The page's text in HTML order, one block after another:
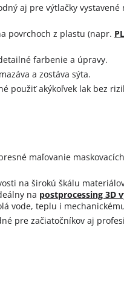
aj pre výtlačky
povrchoch z plastu (napr.
farbenie a úpravy.
a zostáva sýta.
použiť akýkoľvek lak bez
maľovanie
na širokú škálu
na postprocessing 3D
vode, teplu i
pre začiatočníkov aj